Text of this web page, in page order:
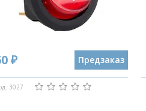
₽ Предзаказ
3027